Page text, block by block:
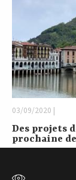
03/09/2020 |
Des projets
prochaine